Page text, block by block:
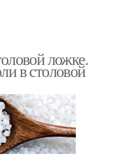
ложке.
в столовой